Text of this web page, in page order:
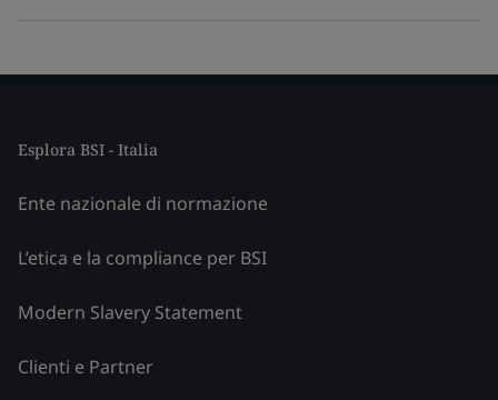
Esplora BSI - Italia
Ente nazionale di normazione
L’etica e la compliance per BSI
Modern Slavery Statement
Clienti e Partner